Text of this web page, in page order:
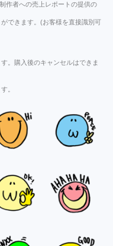
作者への売上レポートの提供の
できます。(お客様を直接識別可
。購入後のキャンセルはできま
。